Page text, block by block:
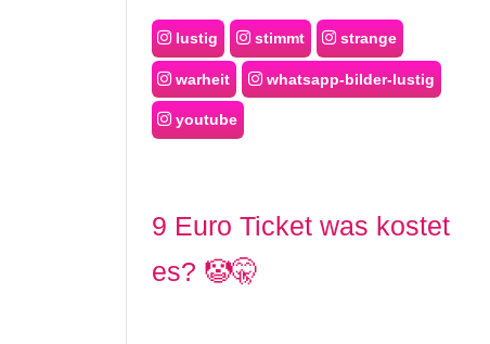
lustig stimmt strange
warheit whatsapp-bilder-lustig
youtube
9 Euro Ticket was kostet
es? 🤡🤫